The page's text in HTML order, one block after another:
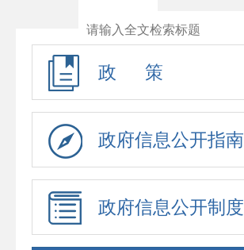
政 策
政府信息公开指南
政府信息公开制度